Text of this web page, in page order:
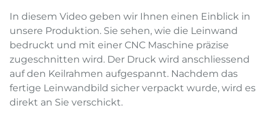
In diesem Video geben wir Ihnen einen Einblick in
unsere Produktion. Sie sehen, wie die Leinwand
bedruckt und mit einer CNC Maschine präzise
zugeschnitten wird. Der Druck wird anschliessend
auf den Keilrahmen aufgespannt. Nachdem das
fertige Leinwandbild sicher verpackt wurde, wird es
direkt an Sie verschickt.